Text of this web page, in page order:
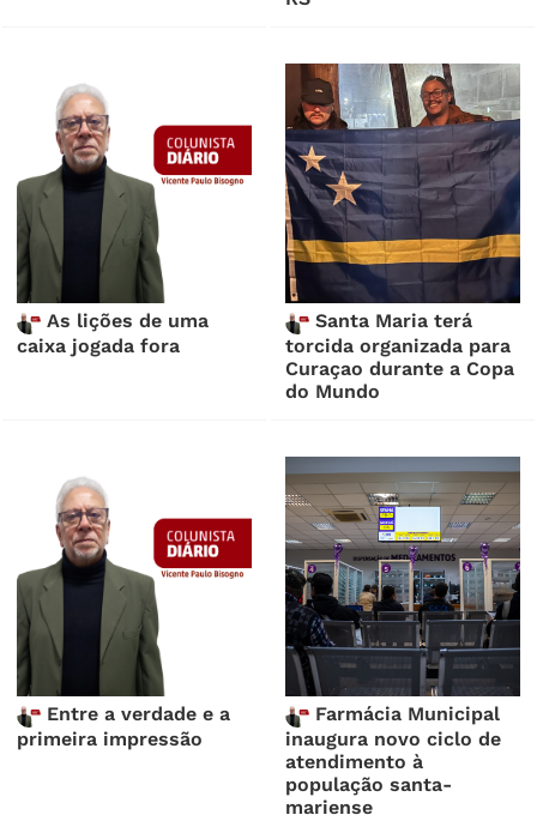
As lições de uma
caixa jogada fora
Santa Maria terá
torcida organizada para
Curaçao durante a Copa
do Mundo
Entre a verdade e a
primeira impressão
Farmácia Municipal
inaugura novo ciclo de
atendimento à
população santa-
mariense